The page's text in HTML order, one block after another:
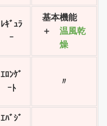
ﾚｷﾞｭﾗ
ｰ
基本機能
＋温風乾
燥
ｴﾛﾝｹﾞ
ｰﾄ
〃
ｴﾊﾞｼﾞ